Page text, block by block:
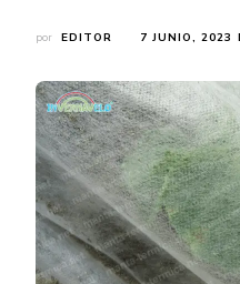
por EDITOR 7 JUNIO, 2023